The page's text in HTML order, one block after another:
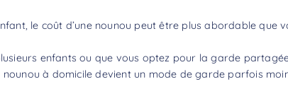
le coût d’une nounou peut être plus abordable que
enfants ou que vous optez pour la garde
à domicile devient un mode de garde parfois